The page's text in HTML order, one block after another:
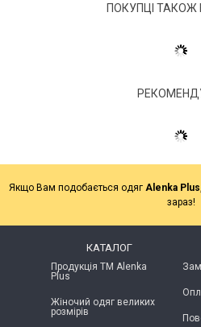
ПОКУПЦІ ТАКОЖ
Якщо Вам подобається одяг Alenka Plus
зараз!
КАТАЛОГ
Продукція ТМ Alenka
Plus
Жіночий одяг великих
розмірів